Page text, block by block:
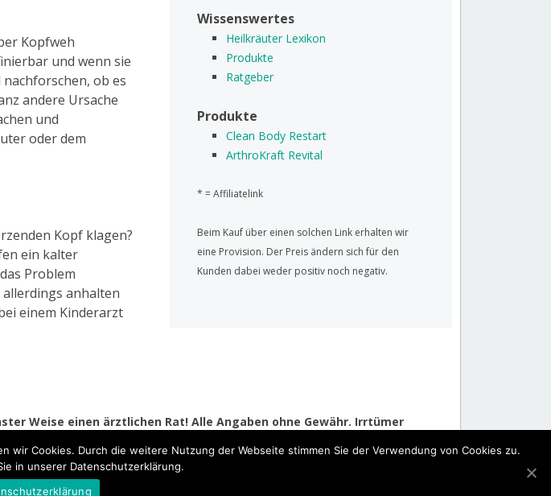
Kopfweh
und wenn sie
ob es
andere Ursache
und
oder dem
Kopf klagen?
ein kalter
Problem
anhalten
einem Kinderarzt
Wissenswertes
Heilkräuter Lexikon
Produkte
Ratgeber
Produkte
Clean Body Restart
ArthroKraft Revital
* = Affiliatelink
Beim Kauf über einen solchen Link erhalten wir
eine Provision. Der Preis ändern sich für den
Kunden dabei weder positiv noch negativ.
Weise einen ärztlichen Rat! Alle Angaben ohne Gewähr. Irrtümer
2014. |Impressum , Datenschutzerklärung
Cookies. Durch die weitere Nutzung der Webseite stimmen Sie der Verwendung von Cookies zu.
in unserer Datenschutzerklärung.